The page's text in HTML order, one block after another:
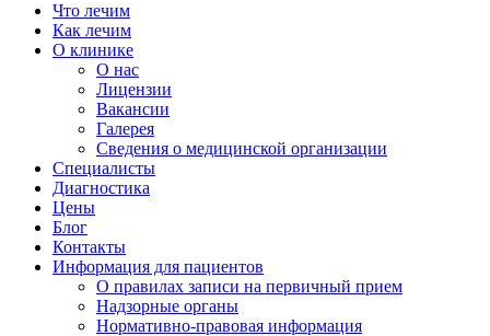
Что лечим
Как лечим
О клинике
О нас
Лицензии
Вакансии
Галерея
Сведения о медицинской организации
Специалисты
Диагностика
Цены
Блог
Контакты
Информация для пациентов
О правилах записи на первичный прием
Надзорные органы
Нормативно-правовая информация